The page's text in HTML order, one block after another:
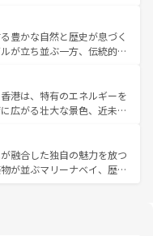
多彩な魅力を心ゆくまで味
。 なお、新着の韓国情報はコンテンツ一
。ハノイの古い町並みやホ
の建物も、独特の雰囲気を
ティの豊かさとおいしさで
トナムコーヒーなどは、ぜ
を訪れてもあたたかい人々
きっと忘れられない旅にな
豊かな自然と歴史が息づく
が立ち並ぶ一方、伝統的な
はチェンマイなどの山岳地
プーケットやクラビの美し
むことができる。タイ料理
どの季節にも異なる楽しみ
イの人々、仏教を中心とし
が、訪れる旅人を魅了し続
港は、特有のエネルギーを
広がる壮大な景色、近未来
ず。観光スポットが密集し
れるのも魅力。息をのむよ
、香港を存分に楽しみ尽く
融合した独自の魅力を放つ
が並ぶマリーナベイ、歴史